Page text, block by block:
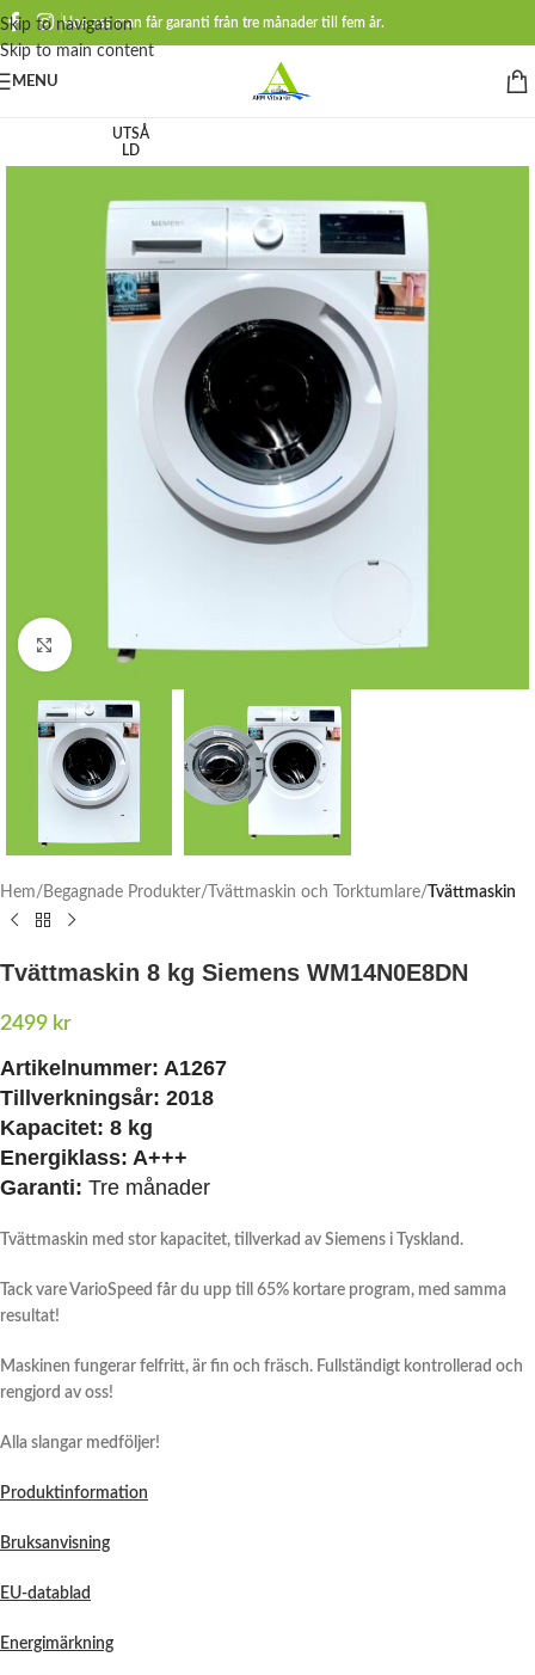
Skip to navigation
Skip to main content
Hos oss man får garanti från tre månader till fem år.
MENU
UTSÅ
LD
Click to enlarge
Hem Begagnade Produkter Tvättmaskin och Torktumlare Tvättmaskin
Tvättmaskin 8 kg Siemens WM14N0E8DN
2499 kr
Artikelnummer: A1267
Tillverkningsår: 2018
Kapacitet: 8 kg
Energiklass: A+++
Garanti: Tre månader
Tvättmaskin med stor kapacitet, tillverkad av Siemens i Tyskland.
Tack vare VarioSpeed får du upp till 65% kortare program, med samma
resultat!
Maskinen fungerar felfritt, är fin och fräsch. Fullständigt kontrollerad och
rengjord av oss!
Alla slangar medföljer!
Produktinformation
Bruksanvisning
EU-datablad
Energimärkning